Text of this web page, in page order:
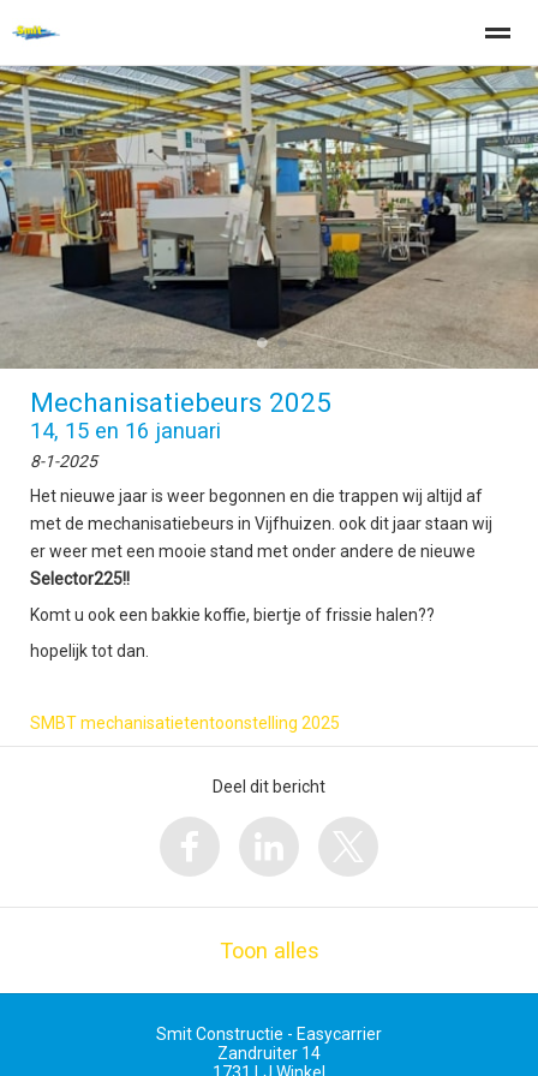
Home Zoeken Nieuws Pagina's
● ●
Mechanisatiebeurs 2025
14, 15 en 16 januari
8-1-2025
Het nieuwe jaar is weer begonnen en die trappen wij altijd af
met de mechanisatiebeurs in Vijfhuizen. ook dit jaar staan wij
er weer met een mooie stand met onder andere de nieuwe
Selector225!!
Komt u ook een bakkie koffie, biertje of frissie halen??
hopelijk tot dan.
SMBT mechanisatietentoonstelling 2025
Deel dit bericht
Toon alles
Smit Constructie - Easycarrier
Zandruiter 14